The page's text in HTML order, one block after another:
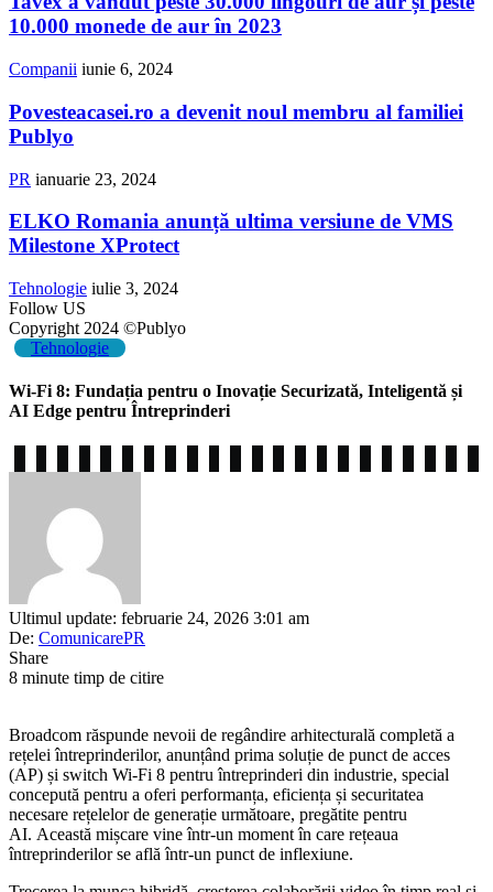
10.000 monede de aur în 2023
Companii iunie 6, 2024
Povesteacasei.ro a devenit noul membru al familiei
Publyo
PR ianuarie 23, 2024
ELKO Romania anunță ultima versiune de VMS
Milestone XProtect
Tehnologie iulie 3, 2024
Follow US
Copyright 2024 ©Publyo
Tehnologie
Wi-Fi 8: Fundația pentru o Inovație Securizată, Inteligentă și
AI Edge pentru Întreprinderi
Ultimul update: februarie 24, 2026 3:01 am
De: ComunicarePR
Share
8 minute timp de citire
Broadcom răspunde nevoii de regândire arhitecturală completă a
rețelei întreprinderilor, anunțând prima soluție de punct de acces
(AP) și switch Wi-Fi 8 pentru întreprinderi din industrie, special
concepută pentru a oferi performanța, eficiența și securitatea
necesare rețelelor de generație următoare, pregătite pentru
AI. Această mișcare vine într-un moment în care rețeaua
întreprinderilor se află într-un punct de inflexiune.